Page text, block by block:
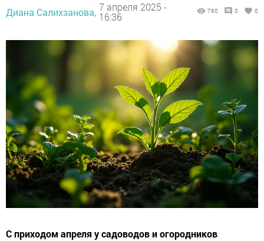
Диана Салихзанова, 7 апреля 2025 -
16:36
760 0 0
С приходом апреля у садоводов и огородников